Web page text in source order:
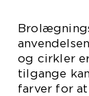
og cirkler
tilgange
farver for